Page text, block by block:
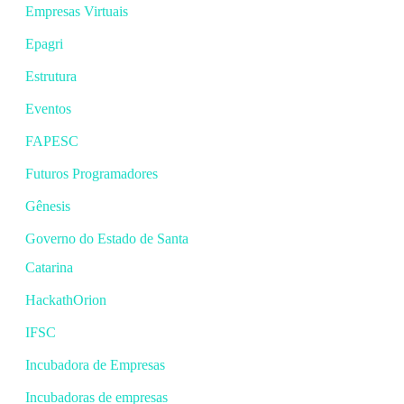
Empresas Virtuais
Epagri
Estrutura
Eventos
FAPESC
Futuros Programadores
Gênesis
Governo do Estado de Santa
Catarina
HackathOrion
IFSC
Incubadora de Empresas
Incubadoras de empresas